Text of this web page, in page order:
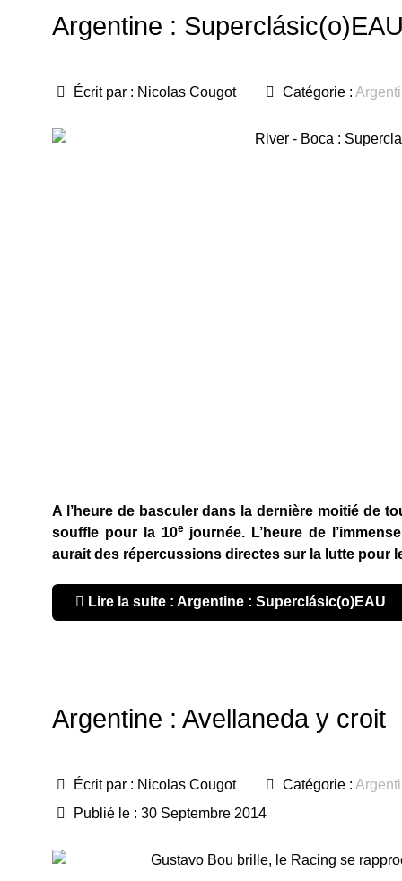
Argentine :
Écrit par : Nicolas Cougot Catégorie :
A l’heure de basculer dans la dernière moitié de
souffle pour la 10ejournée. L’heure de
aurait des répercussions directes sur la lutte pour
Lire la suite : Argentine : Superclásic(o)EAU
Argentine : Avellaneda y croit
Écrit par : Nicolas Cougot Catégorie :
Publié le : 30 Septembre 2014